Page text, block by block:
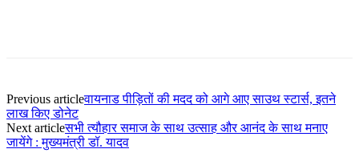
Previous articleवायनाड पीड़ितों की मदद को आगे आए साउथ स्टार्स, इतने
लाख किए डोनेट
Next articleसभी त्यौहार समाज के साथ उत्साह और आनंद के साथ मनाए
जायेंगे : मुख्यमंत्री डॉ. यादव